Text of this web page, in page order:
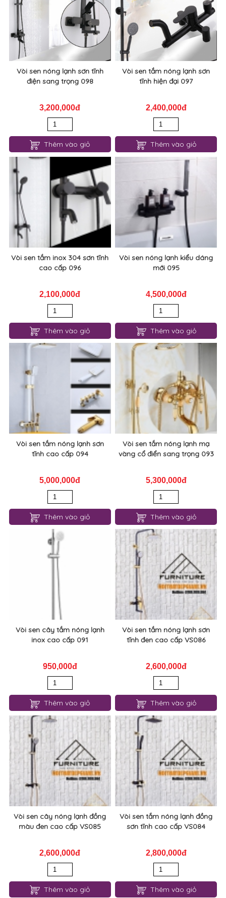
Vòi sen nóng lạnh sơn tĩnh
điện sang trọng 098
3,200,000đ
Thêm vào giỏ
Vòi sen tắm nóng lạnh sơn
tĩnh hiện đại 097
2,400,000đ
Thêm vào giỏ
Vòi sen tắm inox 304 sơn tĩnh
cao cấp 096
2,100,000đ
Thêm vào giỏ
Vòi sen nóng lạnh kiểu dáng
mới 095
4,500,000đ
Thêm vào giỏ
Vòi sen tắm nóng lạnh sơn
tĩnh cao cấp 094
5,000,000đ
Thêm vào giỏ
Vòi sen tắm nóng lạnh mạ
vàng cổ điển sang trọng 093
5,300,000đ
Thêm vào giỏ
Vòi sen cây tắm nóng lạnh
inox cao cấp 091
950,000đ
Thêm vào giỏ
Vòi sen tắm nóng lạnh sơn
tĩnh đen cao cấp VS086
2,600,000đ
Thêm vào giỏ
Vòi sen cây nóng lạnh đồng
màu đen cao cấp VS085
2,600,000đ
Thêm vào giỏ
Vòi sen tắm nóng lạnh đồng
sơn tĩnh cao cấp VS084
2,800,000đ
Thêm vào giỏ